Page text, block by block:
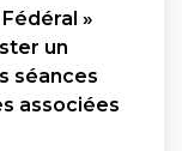
»
un
séances
associées